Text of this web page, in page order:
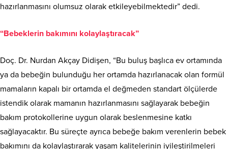
hazırlanmasını olumsuz olarak etkileyebilmektedir” dedi.
“Bebeklerin bakımını kolaylaştıracak”
Doç. Dr. Nurdan Akçay Didişen, “Bu buluş başlıca ev ortamında
ya da bebeğin bulunduğu her ortamda hazırlanacak olan formül
mamaların kapalı bir ortamda el değmeden standart ölçülerde
istendik olarak mamanın hazırlanmasını sağlayarak bebeğin
bakım protokollerine uygun olarak beslenmesine katkı
sağlayacaktır. Bu süreçte ayrıca bebeğe bakım verenlerin bebek
bakımını da kolaylaştırarak yaşam kalitelerinin iyileştirilmeleri